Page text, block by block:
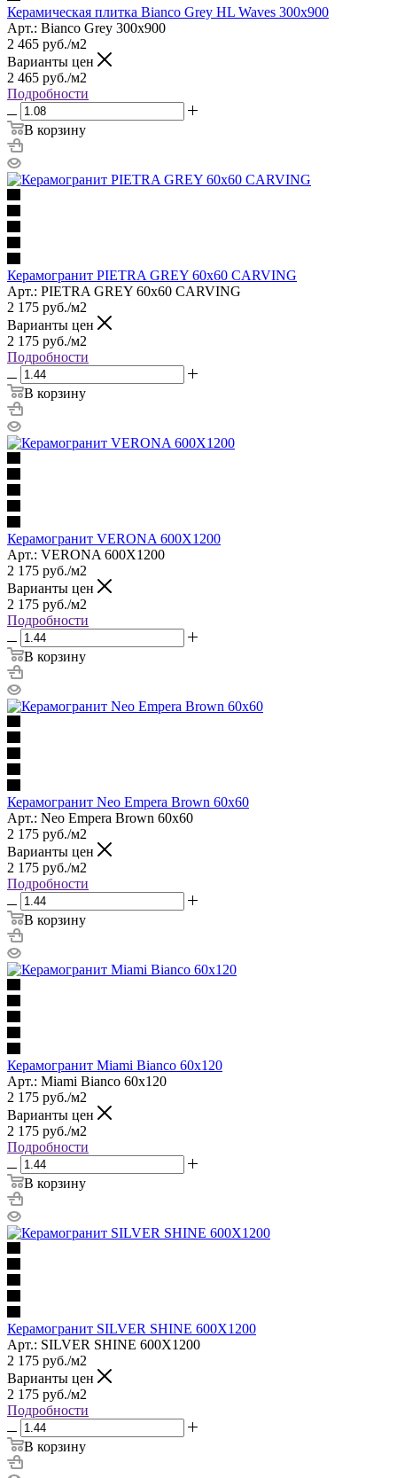
Керамическая плитка Bianco Grey HL Waves 300x900
Арт.: Bianco Grey 300x900
2 465 руб./м2
Варианты цен
2 465 руб./м2
Подробности
В корзину
Керамогранит PIETRA GREY 60x60 CARVING
Арт.: PIETRA GREY 60x60 CARVING
2 175 руб./м2
Варианты цен
2 175 руб./м2
Подробности
В корзину
Керамогранит VERONA 600X1200
Арт.: VERONA 600X1200
2 175 руб./м2
Варианты цен
2 175 руб./м2
Подробности
В корзину
Керамогранит Neo Empera Brown 60x60
Арт.: Neo Empera Brown 60x60
2 175 руб./м2
Варианты цен
2 175 руб./м2
Подробности
В корзину
Керамогранит Miami Bianco 60x120
Арт.: Miami Bianco 60x120
2 175 руб./м2
Варианты цен
2 175 руб./м2
Подробности
В корзину
Керамогранит SILVER SHINE 600X1200
Арт.: SILVER SHINE 600X1200
2 175 руб./м2
Варианты цен
2 175 руб./м2
Подробности
В корзину